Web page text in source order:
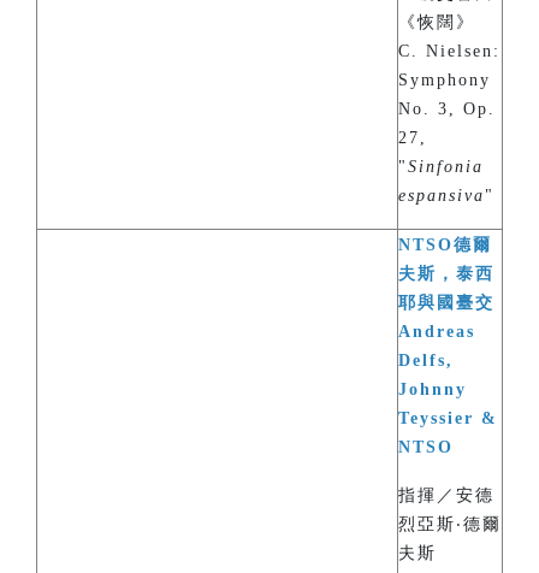
《恢闊》
C. Nielsen:
Symphony
No. 3, Op.
27,
" Sinfonia
espansiva "
NTSO德爾
夫斯，泰西
耶與國臺交
Andreas
Delfs,
Johnny
Teyssier &
NTSO
指揮／安德
烈亞斯‧德爾
夫斯